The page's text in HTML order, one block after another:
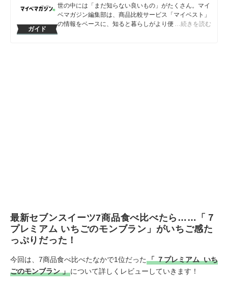
ガイド
世の中には「まだ知らない良いもの」がたくさん。マイ
ベマガジン編集部は、商品比較サービス「マイベスト」
の情報をベースに、知ると暮らしがより便利になるアイ
…続きを読む
最新セブンスイーツ7商品食べ比べたら……「７
プレミアム いちごのモンブラン」がいちご感た
っぷりだった！
今回は、7商品食べ比べたなかで1位だった 「 ７プレミアム いち
ごのモンブラン 」について詳しくレビューしていきます！